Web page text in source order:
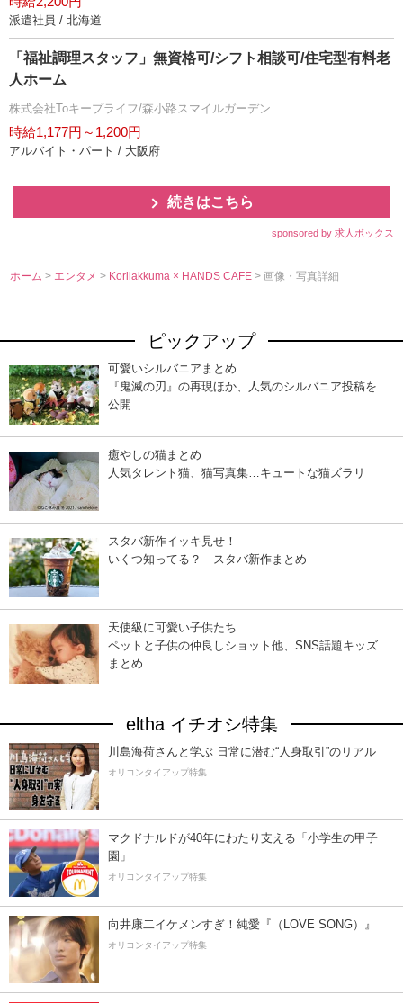
派遣社員 / 北海道
「福祉調理スタッフ」無資格可/シフト相談可/住宅型有料老
人ホーム
株式会社Toキープライフ/森小路スマイルガーデン
時給1,177円～1,200円
アルバイト・パート / 大阪府
続きはこちら
sponsored by 求人ボックス
ホーム > エンタメ> Korilakkuma × HANDS CAFE> 画像・写真詳細
ピックアップ
可愛いシルバニアまとめ
『鬼滅の刃』の再現ほか、人気のシルバニア投稿を
公開
癒やしの猫まとめ
人気タレント猫、猫写真集…キュートな猫ズラリ
スタバ新作イッキ見せ！
いくつ知ってる？ スタバ新作まとめ
天使級に可愛い子供たち
ペットと子供の仲良しショット他、SNS話題キッズ
まとめ
eltha イチオシ特集
川島海荷さんと学ぶ 日常に潜む“人身取引”のリアル
オリコンタイアップ特集
マクドナルドが40年にわたり支える「小学生の甲子
園」
オリコンタイアップ特集
向井康二イケメンすぎ！純愛『（LOVE SONG）』
オリコンタイアップ特集